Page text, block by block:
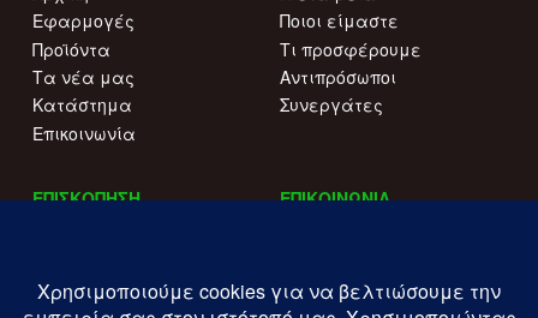
Εφαρμογές
Προϊόντα
Τα νέα μας
Κατάστημα
Επικοινωνία
Ποιοι είμαστε
Τι προσφέρουμε
Αντιπρόσωποι
Συνεργάτες
ΕΠΙΣΚΟΠΗΣΗ
Κατάλογοι
Όροι χρήσης
ΕΠΙΚΟΙΝΩΝΙΑ
Λ. Συγγρού 196.